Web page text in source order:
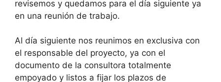
revisemos y quedamos para el día siguiente ya
en una reunión de trabajo.
Al día siguiente nos reunimos en exclusiva con
el responsable del proyecto, ya con el
documento de la consultora totalmente
empoyado y listos a fijar los plazos de